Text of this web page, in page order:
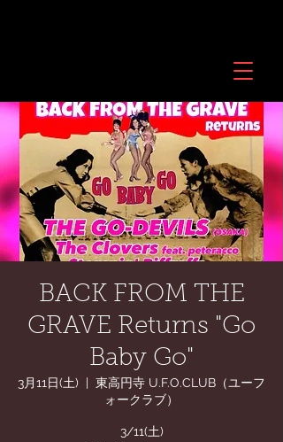
BACK FROM THE
GRAVE Returns "Go
Baby Go"
3月11日(土)
  |
東高円寺 U.F.O.CLUB（ユーフ
ォークラブ）
3/11(土)